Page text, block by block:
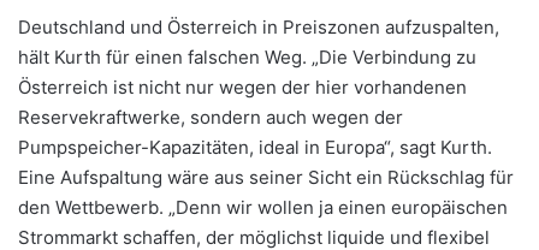
Deutschland und Österreich in Preiszonen aufzuspalten,
hält Kurth für einen falschen Weg. „Die Verbindung zu
Österreich ist nicht nur wegen der hier vorhandenen
Reservekraftwerke, sondern auch wegen der
Pumpspeicher-Kapazitäten, ideal in Europa“, sagt Kurth.
Eine Aufspaltung wäre aus seiner Sicht ein Rückschlag für
den Wettbewerb. „Denn wir wollen ja einen europäischen
Strommarkt schaffen, der möglichst liquide und flexibel